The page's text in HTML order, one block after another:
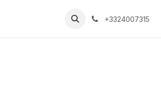
+3324007315